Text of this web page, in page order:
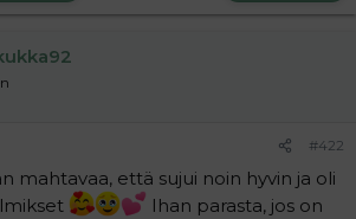
#422
mahtavaa, että sujui noin hyvin ja oli
Ihan parasta, jos on